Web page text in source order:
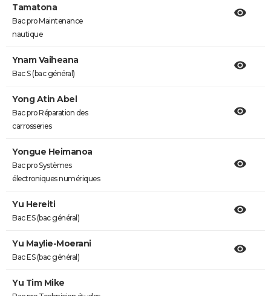
Tamatona
Bac pro Maintenance
nautique
Ynam Vaiheana
Bac S (bac général)
Yong Atin Abel
Bac pro Réparation des
carrosseries
Yongue Heimanoa
Bac pro Systèmes
électroniques numériques
Yu Hereiti
Bac ES (bac général)
Yu Maylie-Moerani
Bac ES (bac général)
Yu Tim Mike